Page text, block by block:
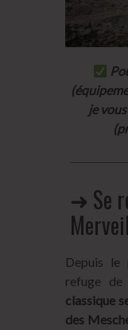
je
➜ Se
Depuis
refuge de
classique
des